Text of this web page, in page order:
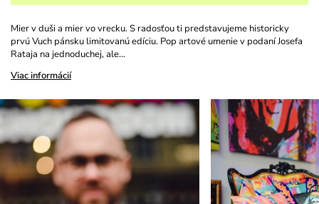
Mier v duši a mier vo vrecku. S radosťou ti predstavujeme historicky
prvú Vuch pánsku limitovanú edíciu. Pop artové umenie v podaní Josefa
Rataja na jednoduchej, ale…
Viac informácií